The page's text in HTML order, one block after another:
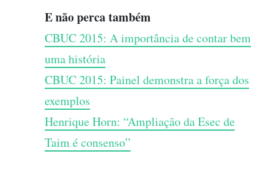
E não perca também
CBUC 2015: A importância de contar bem
uma história
CBUC 2015: Painel demonstra a força dos
exemplos
Henrique Horn: “Ampliação da Esec de
Taim é consenso”